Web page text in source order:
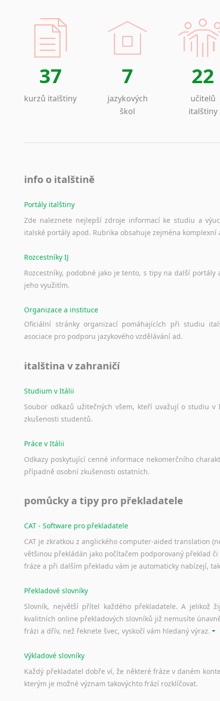
Citonice
Dačice
Most
Roudnice nad Labem
37
kurzů italštiny
7
jazykových
škol
22
učitelů
italštiny
info o italštině
Portály italštiny
Zde naleznete nejlepší zdroje informací ke studiu a
italské portály apod. Rubrika obsahuje zejména komplexní
Rozcestníky IJ
Rozcestníky, podobné jako je tento, s tipy na další portály
jeho využitím.
Organizace a instituce
Oficiální stránky organizací pomáhajících při studiu
asociace pro podporu jazykového vzdělávání ad.
italština v zahraničí
Studium v Itálii
Soubor odkazů užitečných všem, kteří uvažují o studiu v
zkušenosti studentů.
Práce v Itálii
Odkazy poskytující cenné informace nekomerčního
případně osobní zkušenosti ostatních.
pomůcky a tipy pro překladatele
CAT - Software pro překladatele
CAT je zkratkou z anglického computer-aided translation
většinou překládán jako počítačem podporovaný překlad
fráze a při dalším překladu vám je automaticky nabízejí,
Překladové slovníky
Slovník, největší přítel každého překladatele. A jelikož
kvalitních online překladových slovníků již nemusíte
frázi a dřív, než řeknete švec, vyskočí vám hledaný výraz.
Výkladové slovníky
Každý překladatel dobře ví, že některé fráze v daném
kterým je možné význam takovýchto frází rozklíčovat.